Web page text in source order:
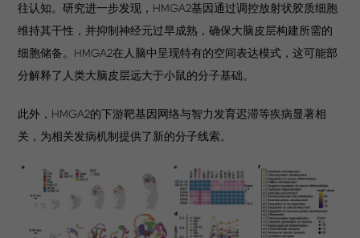
往认知。研究进一步发现，HMGA2基因通过调控放射状胶质细胞
维持其干性，并抑制神经元过早成熟，确保大脑皮层构建所需的
细胞储备。HMGA2在人脑中呈现特有的空间表达模式，这可能部
分解释了人类大脑皮层远大于小鼠的分子基础。
此外，HMGA2的下游靶基因网络与智力发育迟滞等疾病显著相
关，为相关发病机制提供了新的分子线索。